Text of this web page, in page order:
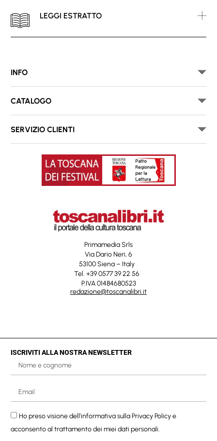
LEGGI ESTRATTO
INFO
CATALOGO
SERVIZIO CLIENTI
Primamedia Srls
Via Dario Neri, 6
53100 Siena – Italy
Tel. +39 0577 39 22 56
P.IVA 01484680523
redazione@toscanalibri.it
ISCRIVITI ALLA NOSTRA NEWSLETTER
Ho preso visione dell'informativa sullaPrivacy Policye
acconsento al trattamento dei miei dati personali.